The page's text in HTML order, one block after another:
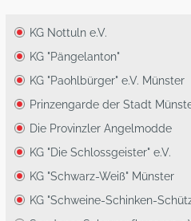
KG Nottuln e.V.
KG "Pängelanton"
KG "Paohlbürger" e.V. Münster
Prinzengarde der Stadt
Die Provinzler Angelmodde
KG "Die Schlossgeister" e.V.
KG "Schwarz-Weiß" Münster
KG "Schweine-Schinken-